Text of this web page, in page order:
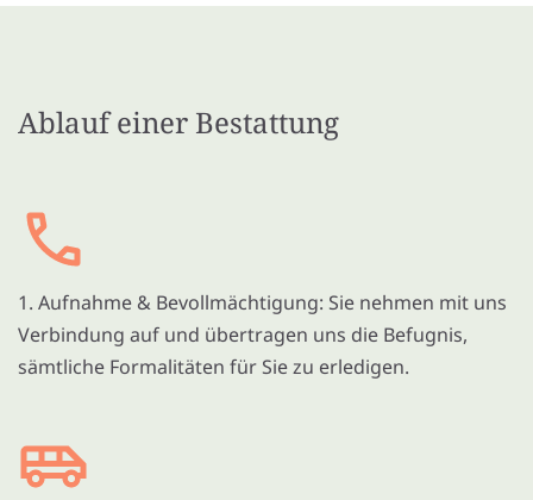
Ablauf einer Bestattung
1. Aufnahme & Bevollmächtigung: Sie nehmen mit uns
Verbindung auf und übertragen uns die Befugnis,
sämtliche Formalitäten für Sie zu erledigen.